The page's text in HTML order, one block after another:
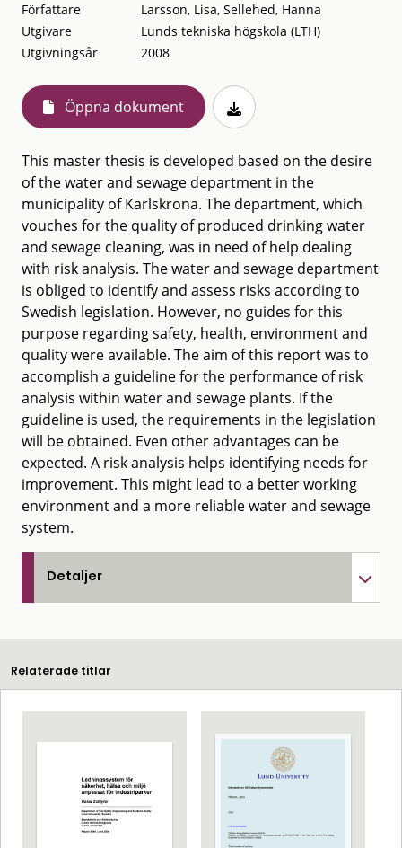
Författare
Larsson, Lisa, Sellehed, Hanna
Utgivare
Lunds tekniska högskola (LTH)
Utgivningsår
2008
Öppna dokument
This master thesis is developed based on the desire
of the water and sewage department in the
municipality of Karlskrona. The department, which
vouches for the quality of produced drinking water
and sewage cleaning, was in need of help dealing
with risk analysis. The water and sewage department
is obliged to identify and assess risks according to
Swedish legislation. However, no guides for this
purpose regarding safety, health, environment and
quality were available. The aim of this report was to
accomplish a guideline for the performance of risk
analysis within water and sewage plants. If the
guideline is used, the requirements in the legislation
will be obtained. Even other advantages can be
expected. A risk analysis helps identifying needs for
improvement. This might lead to a better working
environment and a more reliable water and sewage
system.
Detaljer
Relaterade titlar